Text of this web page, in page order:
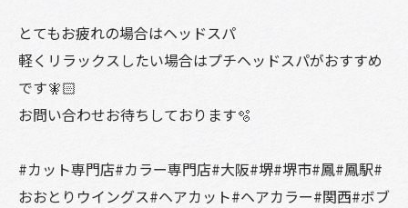
とてもお疲れの場合はヘッドスパ
軽くリラックスしたい場合はプチヘッドスパがおすすめ
です🧚🏻
お問い合わせお待ちしております🫧
#カット専門店#カラー専門店#大阪#堺#堺市#鳳#鳳駅#
おおとりウイングス#ヘアカット#ヘアカラー#関西#ボブ